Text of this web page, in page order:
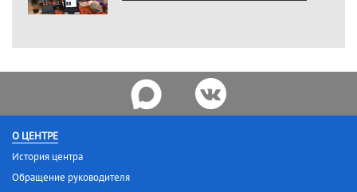
О ЦЕНТРЕ
История центра
Обращение руководителя